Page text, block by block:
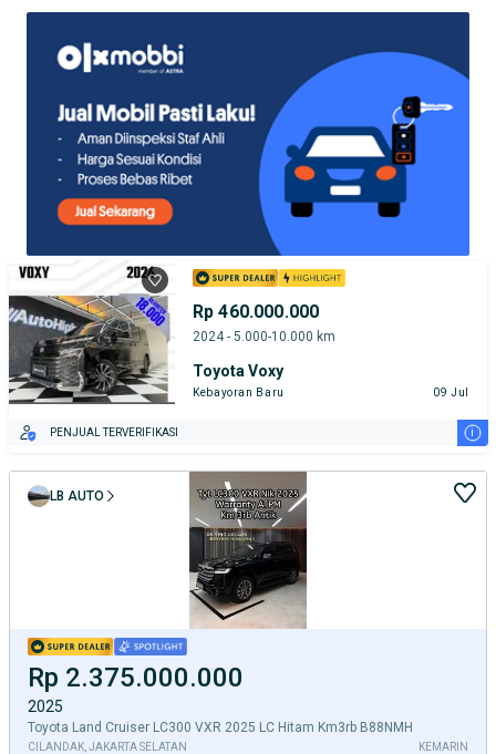
Rp 460.000.000
2024 - 5.000-10.000 km
Toyota Voxy
Kebayoran Baru 09 Jul
PENJUAL TERVERIFIKASI i
Rp 2.375.000.000
2025
Toyota Land Cruiser LC300 VXR 2025 LC Hitam Km3rb B88NMH
CILANDAK, JAKARTA SELATAN KEMARIN
LB AUTO